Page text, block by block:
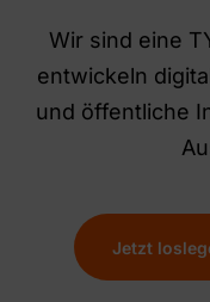
Wir sind eine
entwickeln
und öffentliche
Jetzt